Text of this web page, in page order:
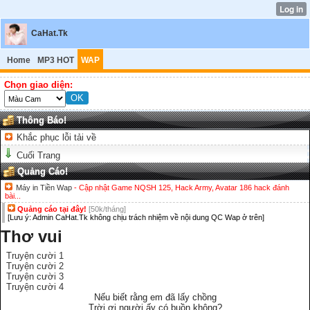
CaHat.Tk
Home MP3 HOT WAP
Chọn giao diện:
Thông Báo!
Khắc phục lỗi tải về
Cuối Trang
Quảng Cáo!
Máy in Tiền Wap - Cập nhật Game NQSH 125, Hack Army, Avatar 186 hack đánh
bài...
Quảng cáo tại đây! [50k/tháng]
[Lưu ý: Admin CaHat.Tk không chịu trách nhiệm về nội dung QC Wap ở trên]
Thơ vui
Truyện cười 1
Truyện cười 2
Truyện cười 3
Truyện cười 4
Nếu biết rằng em đã lấy chồng
Trời ơi người ấy có buồn không?